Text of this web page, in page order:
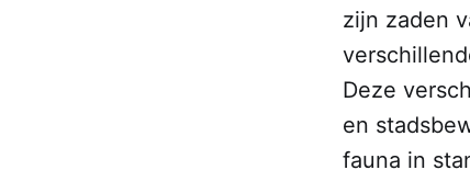
zijn zaden
Deze
en
fauna in